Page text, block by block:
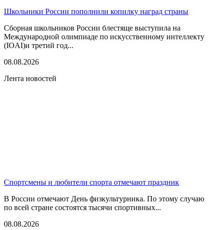
Школьники России пополнили копилку наград страны
Сборная школьников России блестяще выступила на
Международной олимпиаде по искусственному интеллекту
(IOAI)и третий год...
08.08.2026
Лента новостей
Спортсмены и любители спорта отмечают праздник
В России отмечают День физкультурника. По этому случаю
по всей стране состоятся тысячи спортивных...
08.08.2026